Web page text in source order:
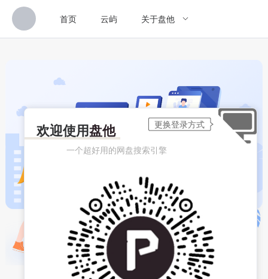
首页 云屿 关于盘他
欢迎使用盘他
一个超好用的网盘搜索引擎